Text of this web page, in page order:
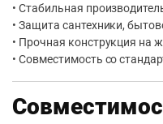
• Стабильная
• Защита сантехники,
• Прочная конструкция на
• Совместимость со